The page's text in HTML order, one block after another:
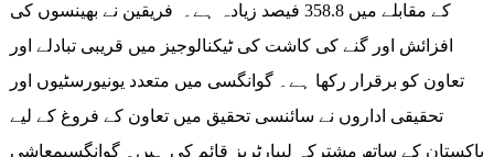
کے مقابلے میں 358.8 فیصد زیادہ ہے۔ فریقین نے بھینسوں کی
افزائش اور گنے کی کاشت کی ٹیکنالوجیز میں قریبی تبادلے اور
تعاون کو برقرار رکھا ہے۔ گوانگسی میں متعدد یونیورسٹیوں اور
تحقیقی اداروں نے سائنسی تحقیق میں تعاون کے فروغ کے لیے
پاکستان کے ساتھ مشترکہ لیبارٹریز قائم کی ہیں۔ گوانگسیمعاشی